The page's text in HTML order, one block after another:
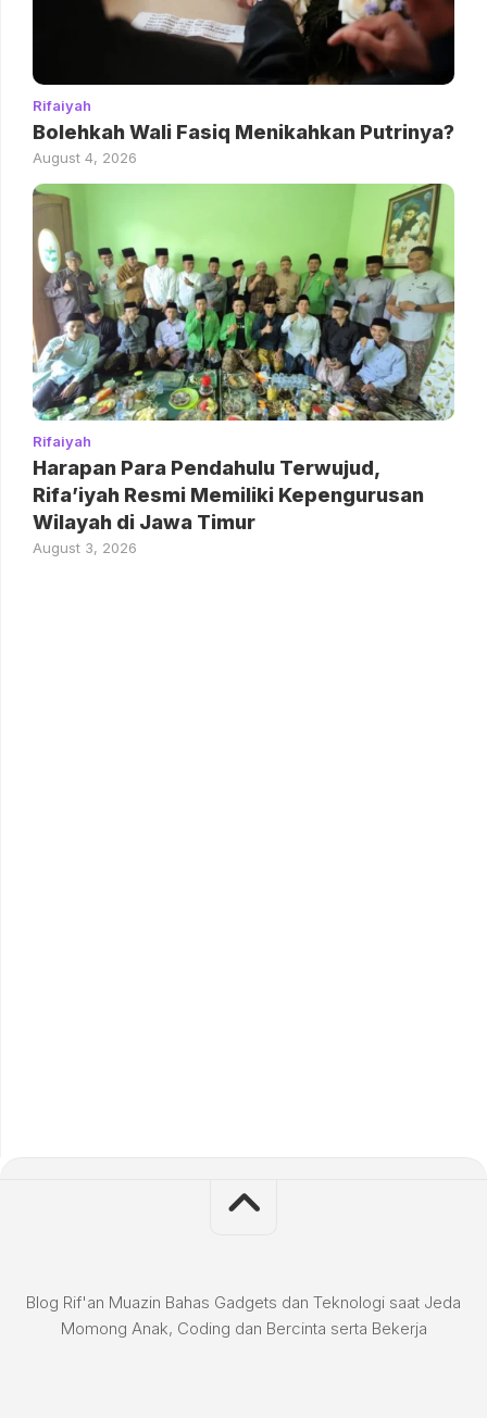
Rifaiyah
Bolehkah Wali Fasiq Menikahkan Putrinya?
August 4, 2026
Rifaiyah
Harapan Para Pendahulu Terwujud,
Rifa’iyah Resmi Memiliki Kepengurusan
Wilayah di Jawa Timur
August 3, 2026
Blog Rif'an Muazin Bahas Gadgets dan Teknologi saat Jeda
Momong Anak, Coding dan Bercinta serta Bekerja